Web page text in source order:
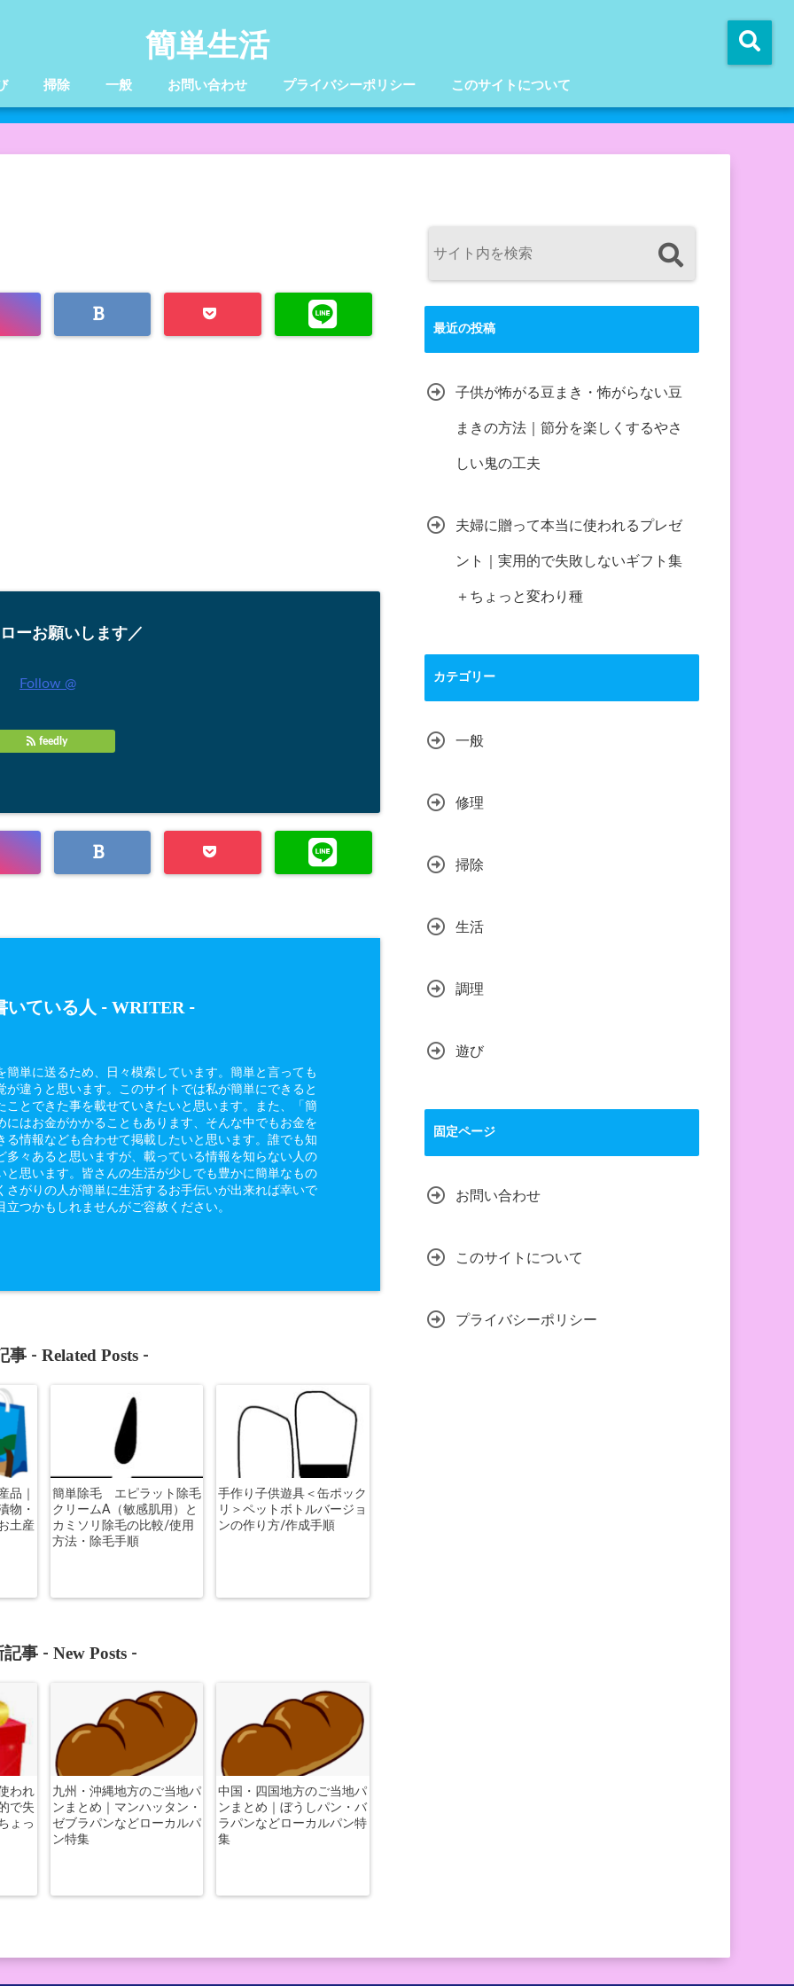
簡単生活
掃除 一般 お問い合わせ プライバシーポリシー このサイトについて
ーお願いします／
Follow @
feedly
いている人 - WRITER-
簡単に送るため、日々模索しています。簡単と言っても
が違うと思います。このサイトでは私が簡単にできると
ことできた事を載せていきたいと思います。また、「簡
にはお金がかかることもあります、そんな中でもお金を
る情報なども合わせて掲載したいと思います。誰でも知
多々あると思いますが、載っている情報を知らない人の
と思います。皆さんの生活が少しでも豊かに簡単なもの
さがりの人が簡単に生活するお手伝いが出来れば幸いで
立つかもしれませんがご容赦ください。
事 - Related Posts -
品｜
物・
土産
簡単除毛 エピラット除毛
クリームA（敏感肌用）と
カミソリ除毛の比較/使用
方法・除毛手順
手作り子供遊具＜缶ポック
リ＞ペットボトルバージョ
ンの作り方/作成手順
事 - New Posts -
われ
で失
ょっ
九州・沖縄地方のご当地パ
ンまとめ｜マンハッタン・
ゼブラパンなどローカルパ
ン特集
中国・四国地方のご当地パ
ンまとめ｜ぼうしパン・バ
ラパンなどローカルパン特
集
最近の投稿
子供が怖がる豆まき・怖がらない豆
まきの方法｜節分を楽しくするやさ
しい鬼の工夫
夫婦に贈って本当に使われるプレゼ
ント｜実用的で失敗しないギフト集
＋ちょっと変わり種
カテゴリー
一般
修理
掃除
生活
調理
遊び
固定ページ
お問い合わせ
このサイトについて
プライバシーポリシー